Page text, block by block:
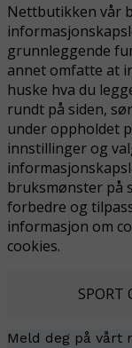
Nettbutikken vår
grunnleggende
annet omfatte at
huske hva du
rundt på siden,
under oppholdet
innstillinger og
bruksmønster på
forbedre og
informasjon om
cookies.
SPORT
Meld deg på vårt